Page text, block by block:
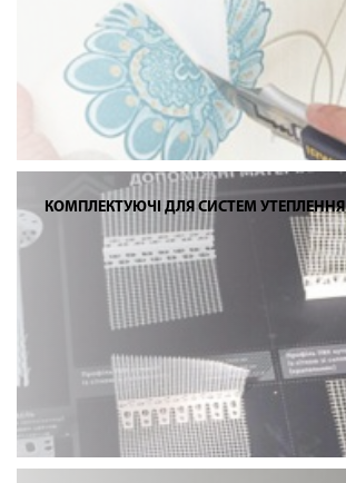
КОМПЛЕКТУЮЧІ ДЛЯ СИСТЕМ УТЕПЛЕННЯ